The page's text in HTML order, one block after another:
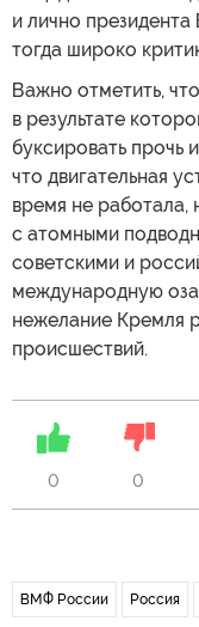
и лично
тогда широко
Важно отметить,
в результате
буксировать прочь
что двигательная
время не работала,
с атомными
советскими и
международную
нежелание Кремля
происшествий.
0 0
ВМФ России Россия